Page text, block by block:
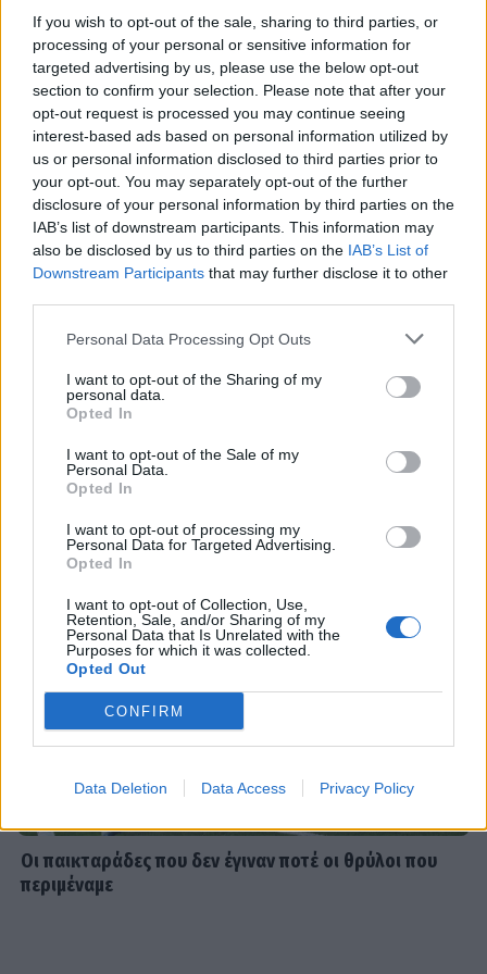
If you wish to opt-out of the sale, sharing to third parties, or
processing of your personal or sensitive information for
targeted advertising by us, please use the below opt-out
section to confirm your selection. Please note that after your
opt-out request is processed you may continue seeing
interest-based ads based on personal information utilized by
us or personal information disclosed to third parties prior to
your opt-out. You may separately opt-out of the further
disclosure of your personal information by third parties on the
IAB’s list of downstream participants. This information may
also be disclosed by us to third parties on the IAB’s List of
Downstream Participants that may further disclose it to other
Personal Data Processing Opt Outs
I want to opt-out of the Sharing of my
personal data.
Opted In
I want to opt-out of the Sale of my
Personal Data.
Opted In
I want to opt-out of processing my
Personal Data for Targeted Advertising.
Opted In
I want to opt-out of Collection, Use,
Retention, Sale, and/or Sharing of my
Personal Data that Is Unrelated with the
Purposes for which it was collected.
Opted Out
CONFIRM
Data Deletion Data Access Privacy Policy
Στον βυθό για μαργαριτάρια η Αθηνά
Οικονομάκου και ο Μπρούνο
Τσερέλα - To βίντεο με την
ανακάλυψη
SHOWBIZ
Ιωάννα Μπούκη: Οι ανέμελες ημέρες
του Αυγούστου, τα απίθανα beach
looks & «χρέος» στις κόρες της
Βλωτιδέλλης: Βάφτισαν τον γιο τους!
Το όνομα και το πάρτι με φίλους
SHOWBIZ
δημόσια υπεράσπισή της από τους
haters - «Θα το έκανα 500 φορές»
SHOWBIZ
Καληφώνη - Μάστορας: Μαζί στην
Πάρο, χωριστά στα social - Οι νέες
αναρτήσεις
Μελέτης Ηλίας: Τα δέκα χρόνια
ψυχοθεραπείας, τα πρωτοσέλιδα και
ο «τέλειος» γάμος
DPG NETWORK
Τραγωδία στην Πάρο: Ο μπάρμαν του beach bar
βούτηξε για να σώσει τον 4χρονο που πνίγηκε στην
πισίνα
Οι παικταράδες που δεν έγιναν ποτέ οι θρύλοι που
περιμέναμε